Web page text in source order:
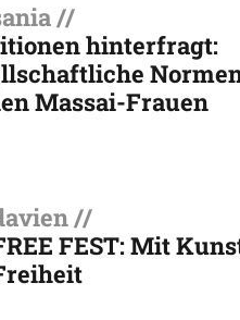
//
hinterfragt:
Massai-Frauen
//
FEST: Mit